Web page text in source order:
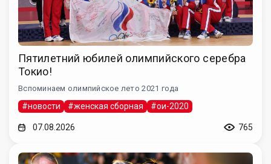
Пятилетний юбилей олимпийского серебра
Токио!
Вспоминаем олимпийское лето 2021 года
#новости #женская сборная #ои-2020
07.08.2026 765